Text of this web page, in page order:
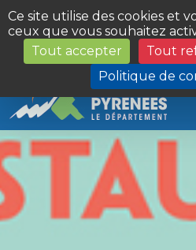
Panneau de gestion des cookies
Ce site utilise des cookies et
ceux que vous souhaitez
Tout accepter
Tout
Politique de